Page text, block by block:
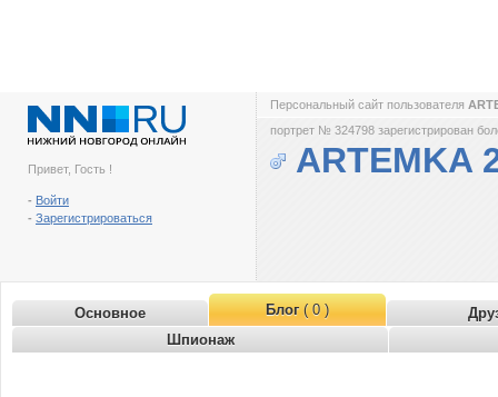
Привет, Гость !
- Войти
- Зарегистрироваться
Персональный сайт пользователя
портрет № 324798 зарегистрирован
ARTEMKA
Основное Блог( 0 )
Шпионаж